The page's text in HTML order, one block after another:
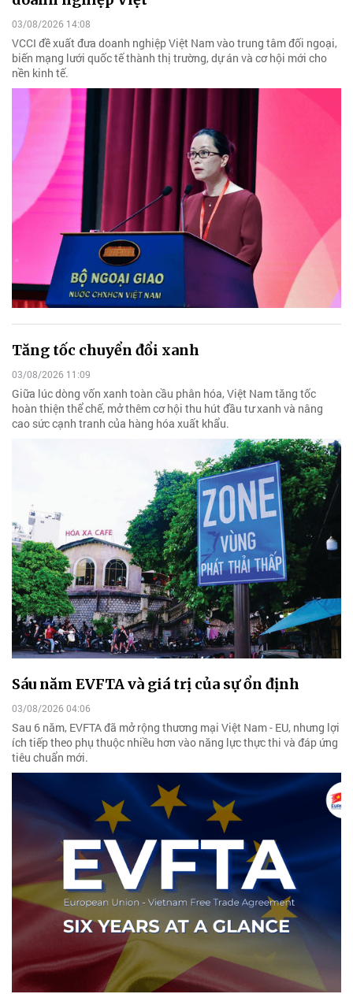
03/08/2026 14:08
VCCI đề xuất đưa doanh nghiệp Việt Nam vào trung tâm đối ngoại,
biến mạng lưới quốc tế thành thị trường, dự án và cơ hội mới cho
nền kinh tế.
Tăng tốc chuyển đổi xanh
03/08/2026 11:09
Giữa lúc dòng vốn xanh toàn cầu phân hóa, Việt Nam tăng tốc
hoàn thiện thể chế, mở thêm cơ hội thu hút đầu tư xanh và nâng
cao sức cạnh tranh của hàng hóa xuất khẩu.
Sáu năm EVFTA và giá trị của sự ổn định
03/08/2026 04:06
Sau 6 năm, EVFTA đã mở rộng thương mại Việt Nam - EU, nhưng lợi
ích tiếp theo phụ thuộc nhiều hơn vào năng lực thực thi và đáp ứng
tiêu chuẩn mới.